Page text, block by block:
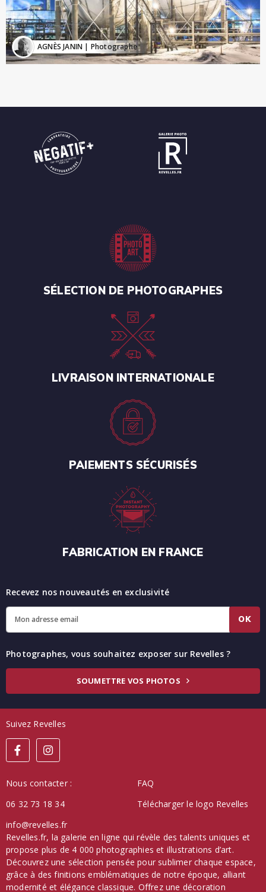
AGNÈS JANIN | Photographe
SÉLECTION DE PHOTOGRAPHES
LIVRAISON INTERNATIONALE
PAIEMENTS SÉCURISÉS
FABRICATION EN FRANCE
Recevez nos nouveautés en exclusivité
OK
Photographes, vous souhaitez exposer sur Revelles ?
SOUMETTRE VOS PHOTOS
Suivez Revelles
Nous contacter :
06 32 73 18 34
info@revelles.fr
FAQ
Télécharger le logo Revelles
Revelles.fr, la galerie en ligne qui révèle des talents uniques et
propose plus de 4 000 photographies et illustrations d’art.
Découvrez une sélection pensée pour sublimer chaque espace,
grâce à des finitions emblématiques de notre époque, alliant
modernité et élégance classique. Offrez une décoration